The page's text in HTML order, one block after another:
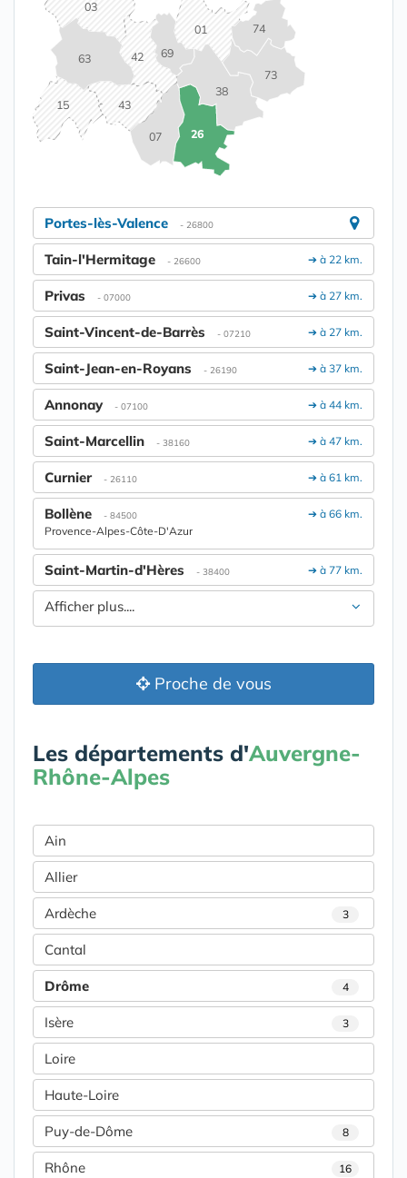
01
03
07
15
26
38
42
43
63
69
73
74
Portes-lès-Valence - 26800
➔ à 22 km.
Tain-l'Hermitage - 26600
➔ à 27 km.
Privas - 07000
➔ à 27 km.
Saint-Vincent-de-Barrès - 07210
➔ à 37 km.
Saint-Jean-en-Royans - 26190
➔ à 44 km.
Annonay - 07100
➔ à 47 km.
Saint-Marcellin - 38160
➔ à 61 km.
Curnier - 26110
➔ à 66 km.
Bollène - 84500
Provence-Alpes-Côte-D'Azur
➔ à 77 km.
Saint-Martin-d'Hères - 38400
Afficher plus....
Proche de vous
Les départements d'Auvergne-
Rhône-Alpes
Ain
Allier
Ardèche 3
Cantal
Drôme 4
Isère 3
Loire
Haute-Loire
Puy-de-Dôme 8
Rhône 16